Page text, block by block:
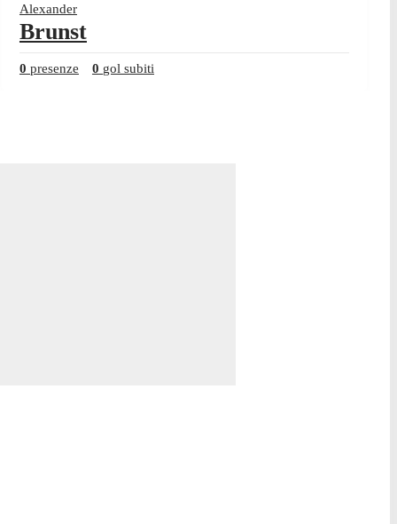
Alexander
Brunst
0 presenze 0 gol subiti